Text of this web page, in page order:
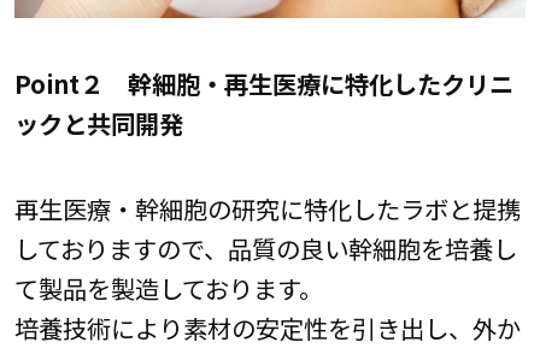
Point２ 幹細胞・再生医療に特化したクリニ
ックと共同開発
再生医療・幹細胞の研究に特化したラボと提携
しておりますので、品質の良い幹細胞を培養し
て製品を製造しております。
培養技術により素材の安定性を引き出し、外か